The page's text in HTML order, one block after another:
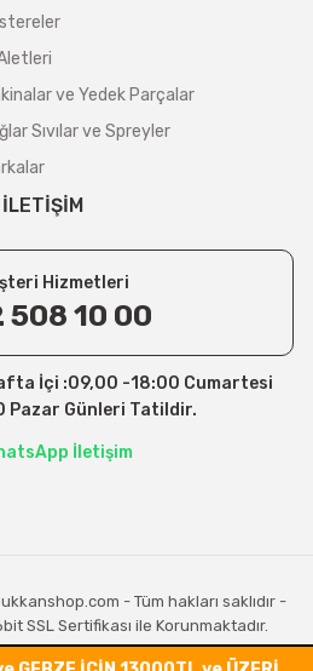
ve Yedek Parçalar
Sıvılar ve Spreyler
İLETİŞİM
Hizmetleri
508 10 00
İçi :09,00 -18:00 Cumartesi
Pazar Günleri Tatildir.
İletişim
- Tüm hakları saklıdır -
SSL Sertifikası ile Korunmaktadır.